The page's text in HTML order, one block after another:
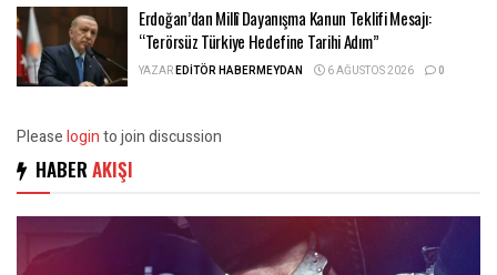
Erdoğan’dan Millî Dayanışma Kanun Teklifi Mesajı:
“Terörsüz Türkiye Hedefine Tarihi Adım”
YAZAREDITÖR HABERMEYDAN 6 AĞUSTOS 2026 0
Pleaseloginto join discussion
HABER AKIŞI